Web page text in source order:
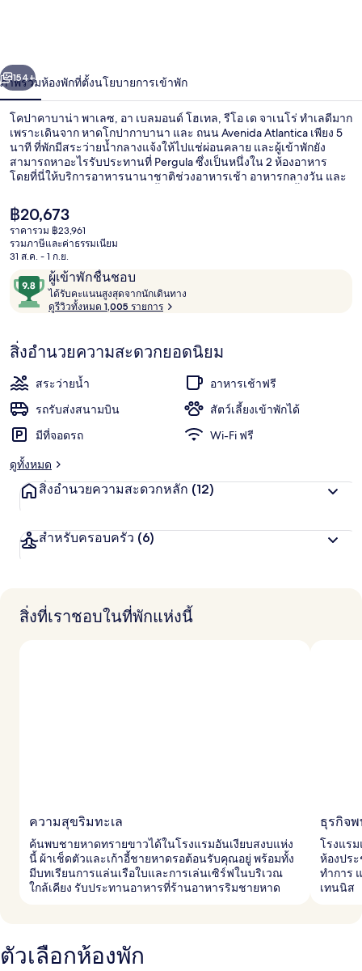
น่า
พา
เลซ,
อา
เบ
ลม
อนด์
โฮ
เทล,
รีโอ
เด
จา
เน
โร่
า
ถัดไป
154+
ภาพรวมห้องพักที่ตั้งนโยบายการเข้าพัก
โคปาคาบาน่า พาเลซ, อา เบลมอนด์ โฮเทล, รีโอ เด จาเนโร่ ทำเลดีมาก
เพราะเดินจาก หาดโกปากาบานา และ ถนน Avenida Atlantica เพียง 5
นาที ที่พักมีสระว่ายน้ำกลางแจ้งให้ไปแช่ผ่อนคลาย และผู้เข้าพักยัง
สามารถหาอะไรรับประทานที่ Pergula ซึ่งเป็นหนึ่งใน 2 ห้องอาหาร
โดยที่นี่ให้บริการอาหารนานาชาติช่วงอาหารเช้า อาหารกลางวัน และ
และสนามเทนนิสกลางแจ้ง พนักงานและสภาพที่พักได้ใจนักเดินทางไป
เต็มๆ ที่พักนี้อยู่ใกล้ขนส่งสาธารณะ: เดิน 5 นาทีถึง สถานี Cardeal
Arcoverde
ราคา
ปัจจุบัน
฿20,673
฿20,673
ราคารวม ฿23,961
รวมภาษีและค่าธรรมเนียม
31 ส.ค. - 1 ก.ย.
รีวิว ผู้เข้าพักชื่นชอบ
9.8
จาก
10,
เข้า
ชอบ
ได้รับคะแนนสูงสุดจากนักเดินทาง
ค
แ
น
น
ง
จ
า
า
ง
ดูรีวิวทั้งหมด 1,005 รายการ
สิ่งอำนวยความสะดวกยอดนิยม
สระว่ายน้ำ
อาหารเช้าฟรี
รถรับส่งสนามบิน
สัตว์เลี้ยงเข้าพักได้
มีที่จอดรถ
Wi-Fi ฟรี
ดูทั้งหมด
สิ่งอำนวยความสะดวกหลัก (12)
สำหรับครอบครัว (6)
สิ่งที่เราชอบในที่พักแห่งนี้
ความสุขริมทะเล
ค้นพบชายหาดทรายขาวได้ในโรงแรมอันเงียบสงบแห่ง
นี้ ผ้าเช็ดตัวและเก้าอี้ชายหาดรอต้อนรับคุณอยู่ พร้อมทั้ง
มีบทเรียนการแล่นเรือใบและการเล่นเซิร์ฟในบริเวณ
ใกล้เคียง รับประทานอาหารที่ร้านอาหารริมชายหาด
ธุรกิจ
โรงแร
ห้องปร
ทำการ
เทนนิส
ตัวเลือกห้องพัก